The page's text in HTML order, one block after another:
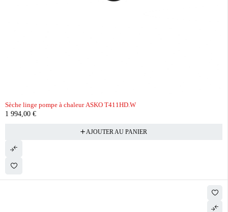
Sèche linge pompe à chaleur ASKO T411HD.W
1 994,00 €
AJOUTER AU PANIER